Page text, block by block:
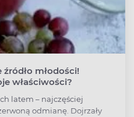
młodości!
właściwości?
latem – najczęściej
odmianę. Dojrzały